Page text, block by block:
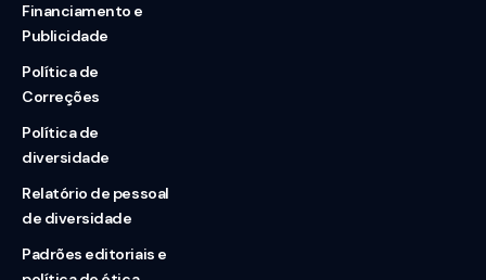
Financiamento e
Publicidade
Política de
Correções
Política de
diversidade
Relatório de pessoal
de diversidade
Padrões editoriais e